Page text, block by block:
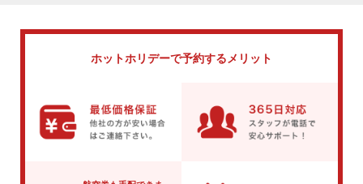
ホットホリデーで予約するメリット